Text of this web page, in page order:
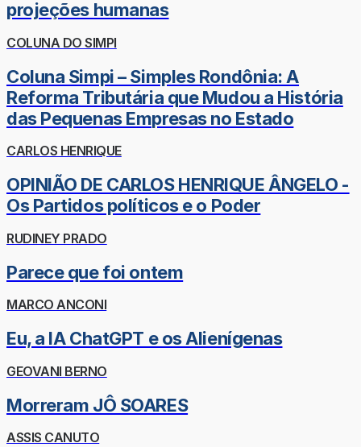
projeções humanas
COLUNA DO SIMPI
Coluna Simpi – Simples Rondônia: A
Reforma Tributária que Mudou a História
das Pequenas Empresas no Estado
CARLOS HENRIQUE
OPINIÃO DE CARLOS HENRIQUE ÂNGELO -
Os Partidos políticos e o Poder
RUDINEY PRADO
Parece que foi ontem
MARCO ANCONI
Eu, a IA ChatGPT e os Alienígenas
GEOVANI BERNO
Morreram JÔ SOARES
ASSIS CANUTO